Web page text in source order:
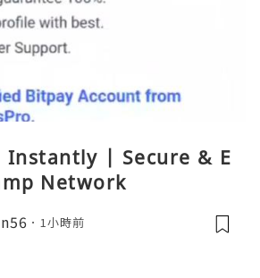
Instantly | Secure & E
Network
1小時前